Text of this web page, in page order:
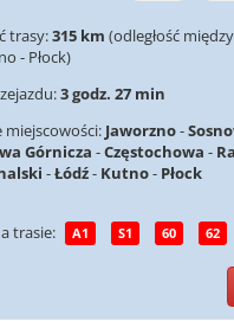
trasy:315 km (odległość
- Płock)
3 godz. 27 min
miejscowości: Jaworzno-
Górnicza -Częstochowa -
-Łódź- Kutno- Płock
trasie: A1 S1 60 62